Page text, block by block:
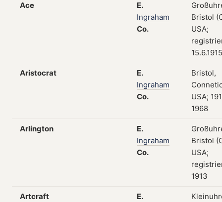
Ace
E.
Ingraham
Co.
Bristol
USA;
15.6.1915
Aristocrat
E.
Ingraham
Co.
Bristol,
USA;
1968
Arlington
E.
Ingraham
Co.
Bristol
USA;
1913
Artcraft
E.